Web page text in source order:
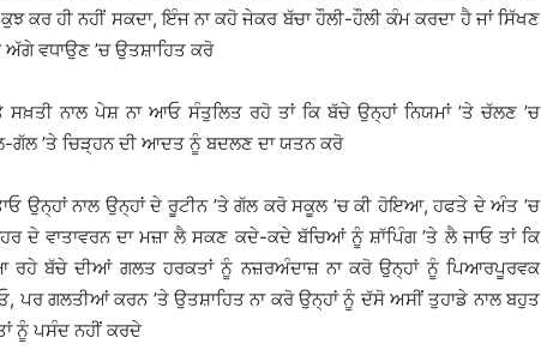
ਕਰ ਹੀ ਨਹੀਂ ਸਕਦਾ, ਇੰਜ ਨਾ ਕਹੋ ਜੇਕਰ ਬੱਚਾ ਹੌਲੀ-ਹੌਲੀ ਕੰਮ ਕਰਦਾ ਹੈ ਜਾਂ ਸਿੱਖਣ
ਵਧਾਉਣ ’ਚ ਉਤਸ਼ਾਹਿਤ ਕਰੋ
ਨਾਲ ਪੇਸ਼ ਨਾ ਆਓ ਸੰਤੁਲਿਤ ਰਹੋ ਤਾਂ ਕਿ ਬੱਚੇ ਉਨ੍ਹਾਂ ਨਿਯਮਾਂ ’ਤੇ ਚੱਲਣ ’ਚ
ਗੱਲ ’ਤੇ ਚਿੜ੍ਹਨ ਦੀ ਆਦਤ ਨੂੰ ਬਦਲਣ ਦਾ ਯਤਨ ਕਰੋ
ਉਨ੍ਹਾਂ ਨਾਲ ਉਨ੍ਹਾਂ ਦੇ ਰੂਟੀਨ ’ਤੇ ਗੱਲ ਕਰੋ ਸਕੂਲ ’ਚ ਕੀ ਹੋਇਆ, ਹਫਤੇ ਦੇ ਅੰਤ ’ਚ
ਦੇ ਵਾਤਾਵਰਨ ਦਾ ਮਜ਼ਾ ਲੈ ਸਕਣ ਕਦੇ-ਕਦੇ ਬੱਚਿਆਂ ਨੂੰ ਸ਼ਾੱਪਿੰਗ ’ਤੇ ਲੈ ਜਾਓ ਤਾਂ ਕਿ
ਰਹੇ ਬੱਚੇ ਦੀਆਂ ਗਲਤ ਹਰਕਤਾਂ ਨੂੰ ਨਜ਼ਰਅੰਦਾਜ਼ ਨਾ ਕਰੋ ਉਨ੍ਹਾਂ ਨੂੰ ਪਿਆਰਪੂਰਵਕ
ਪਰ ਗਲਤੀਆਂ ਕਰਨ ’ਤੇ ਉਤਸ਼ਾਹਿਤ ਨਾ ਕਰੋ ਉਨ੍ਹਾਂ ਨੂੰ ਦੱਸੋ ਅਸੀਂ ਤੁਹਾਡੇ ਨਾਲ ਬਹੁਤ
ਨੂੰ ਪਸੰਦ ਨਹੀਂ ਕਰਦੇ